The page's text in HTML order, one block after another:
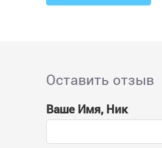
Оставить отзыв
Ваше Имя, Ник